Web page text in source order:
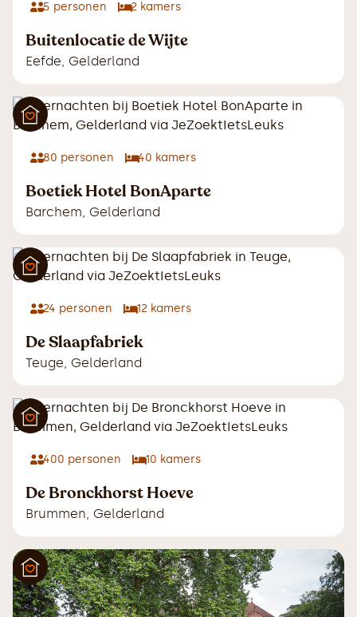
5 personen 2 kamers
Buitenlocatie de Wijte
Eefde, Gelderland
80 personen 40 kamers
Boetiek Hotel BonAparte
Barchem, Gelderland
24 personen 12 kamers
De Slaapfabriek
Teuge, Gelderland
400 personen 10 kamers
De Bronckhorst Hoeve
Brummen, Gelderland